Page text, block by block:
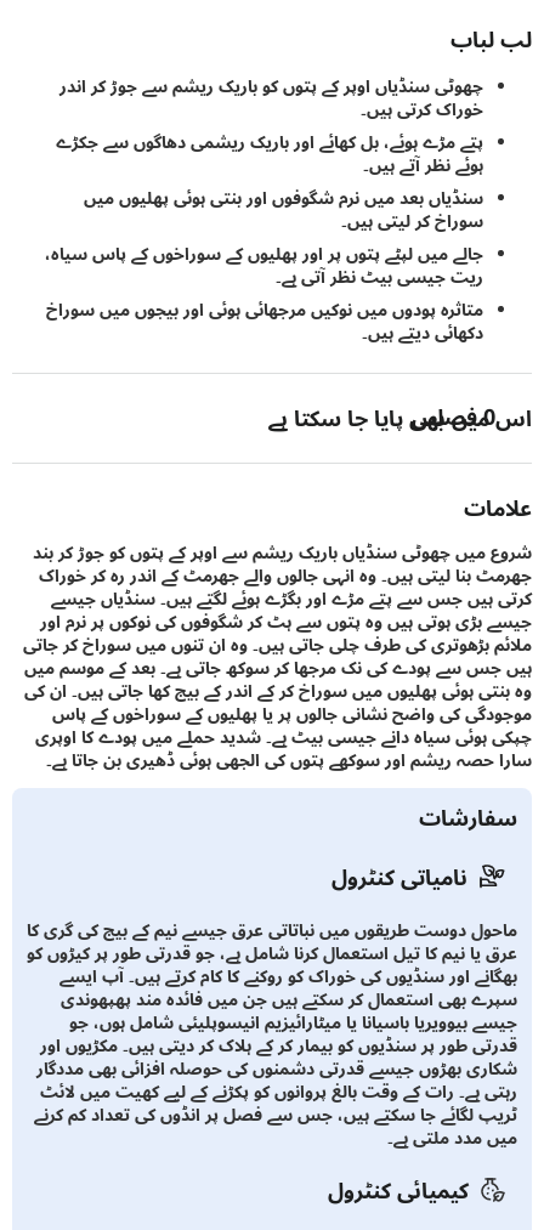
چھوٹی سنڈیاں اوپر کے پتوں کو باریک ریشم سے جوڑ کر اندر
خوراک کرتی ہیں۔
پتے مڑے ہوئے، بل کھائے اور باریک ریشمی دھاگوں سے جکڑے
ہوئے نظر آتے ہیں۔
سنڈیاں بعد میں نرم شگوفوں اور بنتی ہوئی پھلیوں میں
سوراخ کر لیتی ہیں۔
جالے میں لپٹے پتوں پر اور پھلیوں کے سوراخوں کے پاس سیاہ،
ریت جیسی بیٹ نظر آتی ہے۔
متاثرہ پودوں میں نوکیں مرجھائی ہوئی اور بیجوں میں سوراخ
دکھائی دیتے ہیں۔
بھی پایا جا سکتا ہے
فصلیں
چھوٹی سنڈیاں باریک ریشم سے اوپر کے پتوں کو جوڑ کر بند
بنا لیتی ہیں۔ وہ انہی جالوں والے جھرمٹ کے اندر رہ کر خوراک
ہیں جس سے پتے مڑے اور بگڑے ہوئے لگتے ہیں۔ سنڈیاں جیسے
ہوتی ہیں وہ پتوں سے ہٹ کر شگوفوں کی نوکوں پر نرم اور
بڑھوتری کی طرف چلی جاتی ہیں۔ وہ ان تنوں میں سوراخ کر جاتی
سے پودے کی نک مرجھا کر سوکھ جاتی ہے۔ بعد کے موسم میں
ہوئی پھلیوں میں سوراخ کر کے اندر کے بیج کھا جاتی ہیں۔ ان کی
کی واضح نشانی جالوں پر یا پھلیوں کے سوراخوں کے پاس
ہوئی سیاہ دانے جیسی بیٹ ہے۔ شدید حملے میں پودے کا اوپری
ریشم اور سوکھے پتوں کی الجھی ہوئی ڈھیری بن جاتا ہے۔
نامیاتی کنٹرول
دوست طریقوں میں نباتاتی عرق جیسے نیم کے بیج کی گری کا
یا نیم کا تیل استعمال کرنا شامل ہے، جو قدرتی طور پر کیڑوں کو
اور سنڈیوں کی خوراک کو روکنے کا کام کرتے ہیں۔ آپ ایسے
بھی استعمال کر سکتے ہیں جن میں فائدہ مند پھپھوندی
بیوویریا باسیانا یا میٹارائیزیم انیسوپلیئی شامل ہوں، جو
طور پر سنڈیوں کو بیمار کر کے ہلاک کر دیتی ہیں۔ مکڑیوں اور
بھڑوں جیسے قدرتی دشمنوں کی حوصلہ افزائی بھی مددگار
ہے۔ رات کے وقت بالغ پروانوں کو پکڑنے کے لیے کھیت میں لائٹ
لگائے جا سکتے ہیں، جس سے فصل پر انڈوں کی تعداد کم کرنے
مدد ملتی ہے۔
کیمیائی کنٹرول